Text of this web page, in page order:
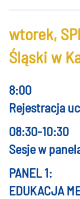
wtorek,
Śląski w
8:00
Rejestracja
08:30-10:30
Sesje w
PANEL 1:
EDUKACJA